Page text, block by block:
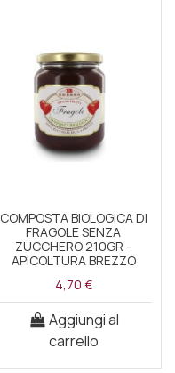
COMPOSTA BIOLOGICA DI
FRAGOLE SENZA
ZUCCHERO 210GR -
APICOLTURA BREZZO
4,70 €
Aggiungi al
carrello